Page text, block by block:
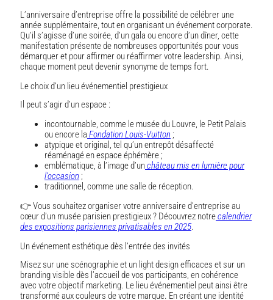
L’anniversaire d’entreprise offre la possibilité de célébrer une
année supplémentaire, tout en organisant un événement corporate.
Qu’il s’agisse d’une soirée, d’un gala ou encore d’un dîner, cette
manifestation présente de nombreuses opportunités pour vous
démarquer et pour affirmer ou réaffirmer votre leadership. Ainsi,
chaque moment peut devenir synonyme de temps fort.
Le choix d’un lieu événementiel prestigieux
Il peut s’agir d’un espace :
incontournable, comme le musée du Louvre, le Petit Palais
ou encore la Fondation Louis-Vuitton ;
atypique et original, tel qu’un entrepôt désaffecté
réaménagé en espace éphémère ;
emblématique, à l’image d’unchâteau mis en lumière pour
l’occasion ;
traditionnel, comme une salle de réception.
👉 Vous souhaitez organiser votre anniversaire d’entreprise au
cœur d’un musée parisien prestigieux ? Découvrez notrecalendrier
des expositions parisiennes privatisables en 2025.
Un événement esthétique dès l’entrée des invités
Misez sur une scénographie et un light design efficaces et sur un
branding visible dès l’accueil de vos participants, en cohérence
avec votre objectif marketing. Le lieu événementiel peut ainsi être
transformé aux couleurs de votre marque. En créant une identité